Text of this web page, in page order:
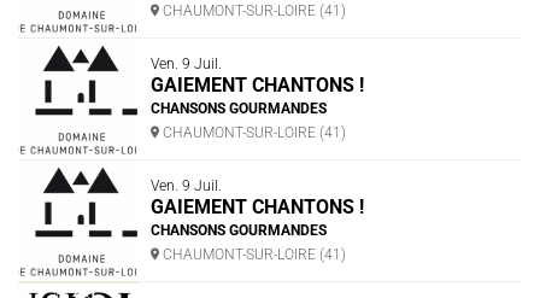
CHAUMONT-SUR-LOIRE (41)
Ven. 9 Juil.
GAIEMENT CHANTONS !
CHANSONS GOURMANDES
CHAUMONT-SUR-LOIRE (41)
Ven. 9 Juil.
GAIEMENT CHANTONS !
CHANSONS GOURMANDES
CHAUMONT-SUR-LOIRE (41)